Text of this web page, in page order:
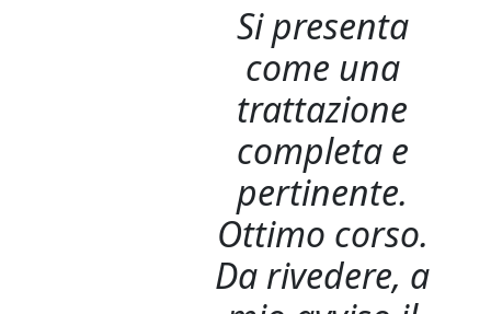
Si presenta
come una
trattazione
completa e
pertinente.
Ottimo corso.
Da rivedere, a